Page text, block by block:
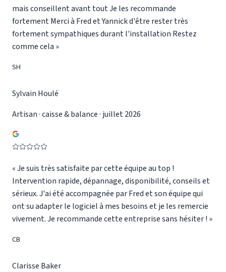
mais conseillent avant tout Je les recommande
fortement Merci à Fred et Yannick d'être rester très
fortement sympathiques durant l'installation Restez
comme cela »
SH
Sylvain Houlé
Artisan · caisse & balance · juillet 2026
«Je suis très satisfaite par cette équipe au top !
Intervention rapide, dépannage, disponibilité, conseils et
sérieux. J'ai été accompagnée par Fred et son équipe qui
ont su adapter le logiciel à mes besoins et je les remercie
vivement. Je recommande cette entreprise sans hésiter ! »
CB
Clarisse Baker